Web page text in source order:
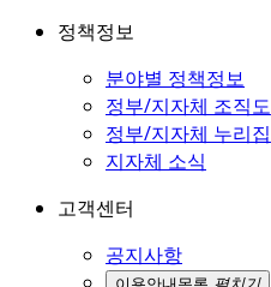
정책정보
분야별 정책정보
정부/지자체 조직도
정부/지자체 누리집
지자체 소식
고객센터
공지사항